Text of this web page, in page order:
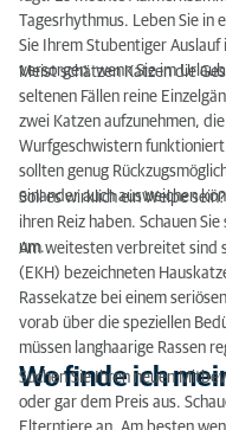
Wo finde ich meine
Willkommen
Der Katzenwelpe
Tagesrhythmus. Leben Sie
Sie Ihrem Stubentiger
versorgen, wenn Sie im
Meist schätzen Katzen die
seltenen Fällen reine
zwei Katzen aufzunehmen,
Wurfgeschwistern
sollten genug
einander auch ausweichen
Soll es wirklich ein Welpe
ihren Reiz haben. Schauen
um.
Am weitesten verbreitet sind
(EKH) bezeichneten
Rassekatze bei einem
vorab über die speziellen
müssen langhaarige Rassen
Wo finde ich
Suchen Sie Ihren neuen
oder gar dem Preis aus.